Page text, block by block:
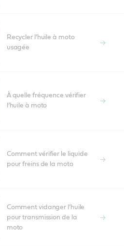
Recycler l’huile à moto
usagée
À quelle fréquence vérifier
l’huile à moto
Comment vérifier le liquide
pour freins de la moto
Comment vidanger l’huile
pour transmission de la
moto